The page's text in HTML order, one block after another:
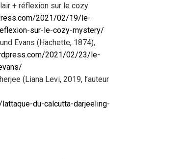
+ réflexion sur le cozy
2021/02/19/le-
sur-le-cozy-mystery/
Evans (Hachette, 1874),
2021/02/23/le-
(Liana Levi, 2019, l’auteur
du-calcutta-darjeeling-